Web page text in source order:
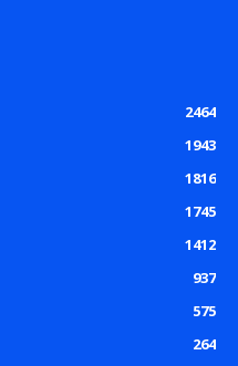
2464
1943
1816
1745
1412
937
575
264